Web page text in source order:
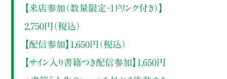
【来店参加（数量限定・1ドリンク付き）】
2,750円（税込）
【配信参加】1,650円（税込）
【サイン入り書籍つき配信参加】1,650円